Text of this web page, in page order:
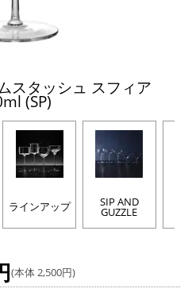
スタッシュ スフィア
(SP)
ラインアップ SIP AND
GUZZLE
(本体 2,500円)